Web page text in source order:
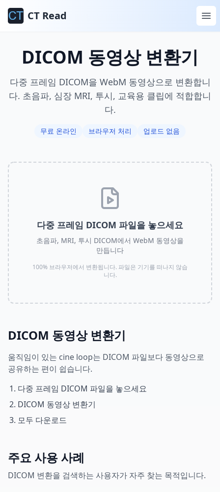
CT Read
DICOM 동영상 변환기
다중 프레임 DICOM을 WebM 동영상으로 변환합니
다. 초음파, 심장 MRI, 투시, 교육용 클립에 적합합니
다.
무료 온라인 브라우저 처리 업로드 없음
다중 프레임 DICOM 파일을 놓으세요
초음파, MRI, 투시 DICOM에서 WebM 동영상을
만듭니다
100% 브라우저에서 변환됩니다. 파일은 기기를 떠나지 않습
니다.
DICOM 동영상 변환기
움직임이 있는 cine loop는 DICOM 파일보다 동영상으로
공유하는 편이 쉽습니다.
다중 프레임 DICOM 파일을 놓으세요
DICOM 동영상 변환기
모두 다운로드
주요 사용 사례
DICOM 변환을 검색하는 사용자가 자주 찾는 목적입니다.